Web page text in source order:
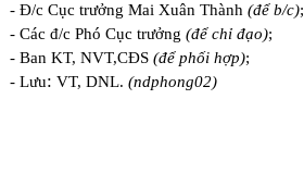
- Đ/c Cục trưởng Mai Xuân Thành(để b/c);
- Các đ/c Phó Cục trưởng(để chỉ đạo);
- Ban KT, NVT,CĐS(để phối hợp);
- Lưu: VT, DNL.(ndphong02)